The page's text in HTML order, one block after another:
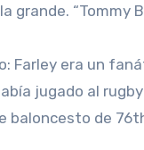
grande. “Tommy
Farley era un
jugado al
baloncesto de